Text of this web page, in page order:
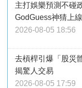
主打娛樂預測不
GodGuess神猜上線
2026-08-05 18:56
去槓桿引爆「股災
揭驚人交易
2026-08-05 17:59